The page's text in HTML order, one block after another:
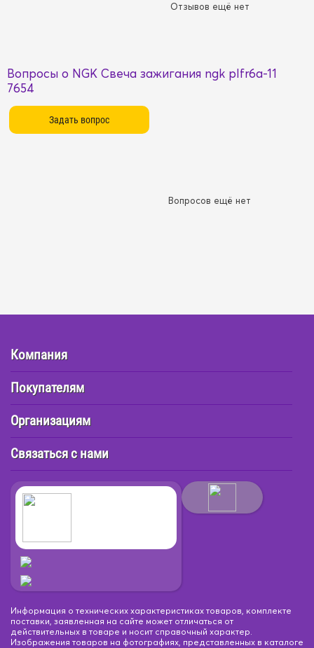
Отзывов ещё нет
Вопросы о NGK Свеча зажигания ngk plfr6a-11
7654
Вопросов ещё нет
Компания
Покупателям
Организациям
Связаться с нами
Информация о технических характеристиках товаров, комплекте
поставки, заявленная на сайте может отличаться от
действительных в товаре и носит справочный характер.
Изображения товаров на фотографиях, представленных в каталоге